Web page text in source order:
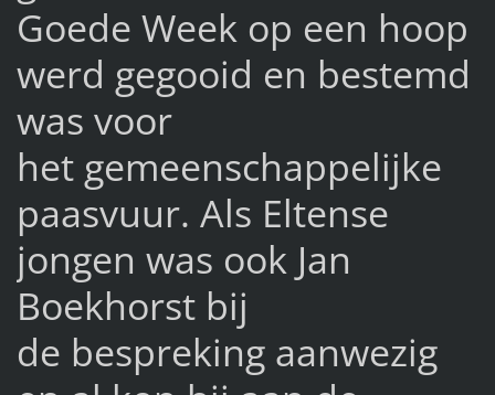
Goede Week op een hoop
werd gegooid en bestemd
was voor
het gemeenschappelijke
paasvuur. Als Eltense
jongen was ook Jan
Boekhorst bij
de bespreking aanwezig